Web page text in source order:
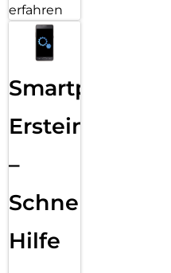
erfahren
Smartphone
Ersteinrichtung
–
Schnelle
Hilfe